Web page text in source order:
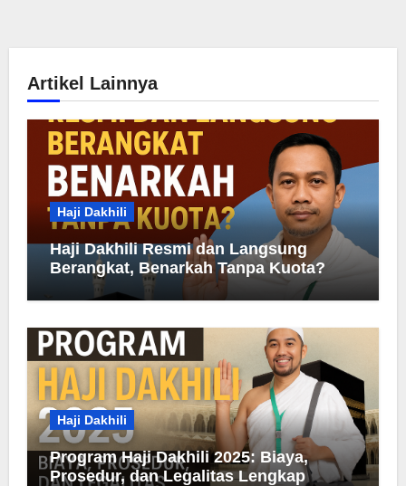
Artikel Lainnya
Haji Dakhili
Haji Dakhili Resmi dan Langsung
Berangkat, Benarkah Tanpa Kuota?
Haji Dakhili
Program Haji Dakhili 2025: Biaya,
Prosedur, dan Legalitas Lengkap